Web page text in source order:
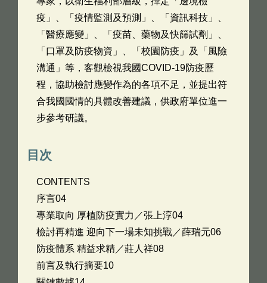
疫」、「疫情監測及預測」、「資訊科技」、
「醫療應變」、「疫苗、藥物及快篩試劑」、
「口罩及防疫物資」、「校園防疫」及「風險
溝通」等，客觀檢視我國COVID-19防疫歷
程，協助檢討應變作為的各項不足，並提出符
合我國國情的具體改善建議，供政府單位進一
步參考研議。
目次
CONTENTS
序言04
專業取向 厚植防疫實力／張上淳04
檢討再精進 迎向下一場未知挑戰／薛瑞元06
防疫體系 精益求精／莊人祥08
前言及執行摘要10